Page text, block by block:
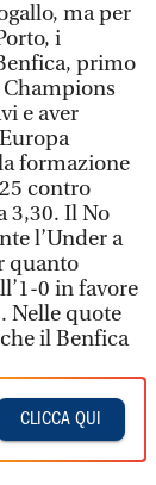
ma per
i
primo
e aver
formazione
contro
3,30. Il No
l’Under a
quanto
0 in favore
Nelle quote
il Benfica
CLICCA QUI